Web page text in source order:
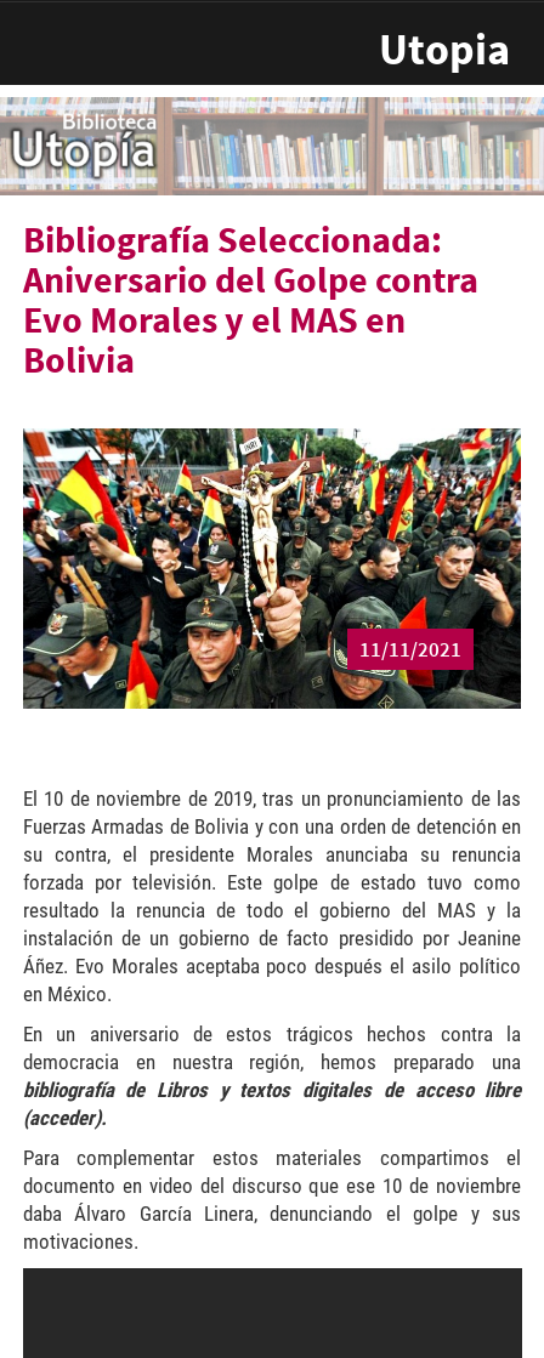
Utopia
Bibliografía Seleccionada:
Aniversario del Golpe contra
Evo Morales y el MAS en
Bolivia
11/11/2021
El 10 de noviembre de 2019, tras un pronunciamiento de las
Fuerzas Armadas de Bolivia y con una orden de detención en
su contra, el presidente Morales anunciaba su renuncia
forzada por televisión. Este golpe de estado tuvo como
resultado la renuncia de todo el gobierno del MAS y la
instalación de un gobierno de facto presidido por Jeanine
Áñez. Evo Morales aceptaba poco después el asilo político
en México.
En un aniversario de estos trágicos hechos contra la
democracia en nuestra región, hemos preparado una
bibliografía de Libros y textos digitales de acceso libre
(acceder).
Para complementar estos materiales compartimos el
documento en video del discurso que ese 10 de noviembre
daba Álvaro García Linera, denunciando el golpe y sus
motivaciones.